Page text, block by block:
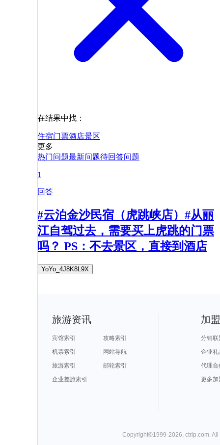
在结果中找：
住宿门票酒店景区
更多
热门问题最新问题待回答问题
1
回答
#云泊金沙民宿（虎跳峡店）#从丽
江自驾过去，需要买上虎跳的门票
吗？ PS：不去景区，直接到酒店
YoYo_4J8K8L9X
旅游资讯
宾馆索引
攻略索引
机票索引
网站导航
旅游索引
邮轮索引
企业差旅索引
加
分销联
企业礼
代理合
更多加
Copyright©1999-2026 ctrip.com .